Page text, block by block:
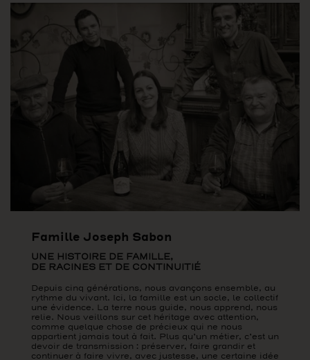
Famille Joseph Sabon
UNE HISTOIRE DE FAMILLE,
DE RACINES ET DE CONTINUITIÉ
Depuis cinq générations, nous avançons ensemble, au
rythme du vivant. Ici, la famille est un socle, le collectif
une évidence. La terre nous guide, nous apprend, nous
relie. Nous veillons sur cet héritage avec attention,
comme quelque chose de précieux qui ne nous
appartient jamais tout à fait. Plus qu’un métier, c’est un
devoir de transmission : préserver, faire grandir et
continuer à faire vivre, avec justesse, une certaine idée